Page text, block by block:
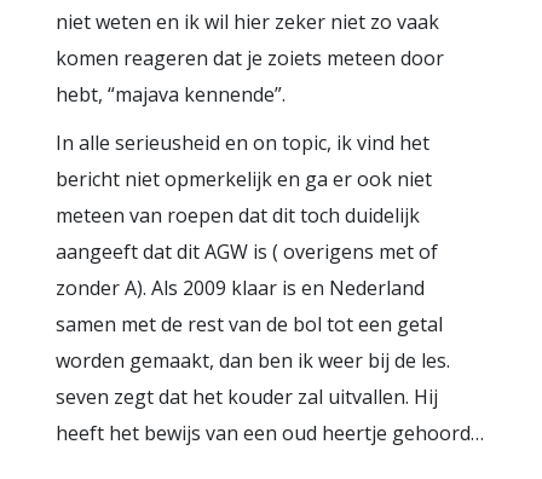
niet weten en ik wil hier zeker niet zo vaak
komen reageren dat je zoiets meteen door
hebt, “majava kennende”.
In alle serieusheid en on topic, ik vind het
bericht niet opmerkelijk en ga er ook niet
meteen van roepen dat dit toch duidelijk
aangeeft dat dit AGW is ( overigens met of
zonder A). Als 2009 klaar is en Nederland
samen met de rest van de bol tot een getal
worden gemaakt, dan ben ik weer bij de les.
seven zegt dat het kouder zal uitvallen. Hij
heeft het bewijs van een oud heertje gehoord…